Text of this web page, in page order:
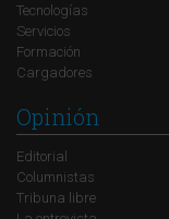
Tecnologías
Servicios
Formación
Cargadores
Opinión
Editorial
Columnistas
Tribuna libre